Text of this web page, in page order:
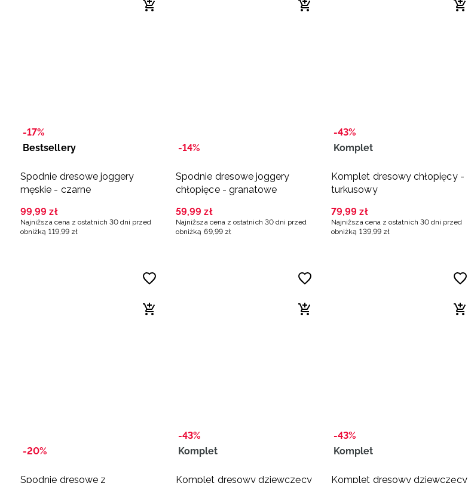
-17%
Bestsellery
Spodnie dresowe joggery
męskie - czarne
99,99 zł
Najniższa cena z ostatnich 30 dni przed
obniżką 119, 99 zł
-14%
Spodnie dresowe joggery
chłopięce - granatowe
59,99 zł
Najniższa cena z ostatnich 30 dni przed
obniżką 69, 99 zł
-43%
Komplet
Komplet dresowy chłopięcy -
turkusowy
79,99 zł
Najniższa cena z ostatnich 30 dni przed
obniżką 139, 99 zł
-20%
Spodnie dresowe z
-43%
Komplet
Komplet dresowy dziewczęcy
-43%
Komplet
Komplet dresowy dziewczęcy